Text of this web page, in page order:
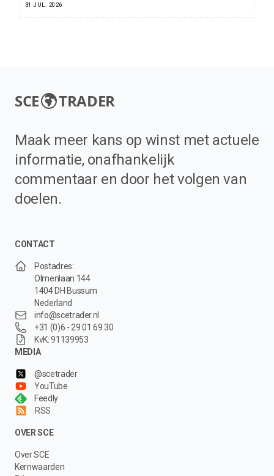
31 JUL. 2026
SCE TRADER
Maak meer kans op winst met actuele
informatie, onafhankelijk
commentaar en door het volgen van
doelen.
CONTACT
Postadres:
Olmenlaan 144
1404 DH Bussum
Nederland
info@scetrader.nl
+31 (0)6 - 29 01 69 30
KvK: 91139953
MEDIA
@scetrader
YouTube
Feedly
RSS
OVER SCE
Over SCE
Kernwaarden